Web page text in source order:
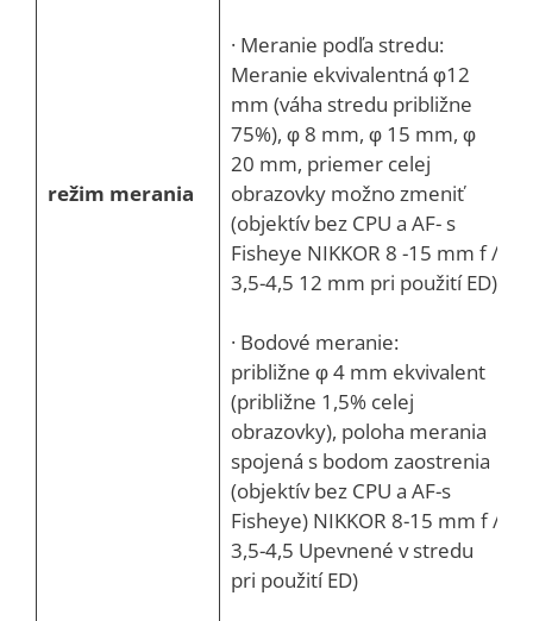
režim merania
· Meranie podľa stredu:
Meranie ekvivalentná φ12
mm (váha stredu približne
75%), φ 8 mm, φ 15 mm, φ
20 mm, priemer celej
obrazovky možno zmeniť
(objektív bez CPU a AF- s
Fisheye NIKKOR 8 -15 mm f /
3,5-4,5 12 mm pri použití ED)
· Bodové meranie:
približne φ 4 mm ekvivalent
(približne 1,5% celej
obrazovky), poloha merania
spojená s bodom zaostrenia
(objektív bez CPU a AF-s
Fisheye) NIKKOR 8-15 mm f /
3,5-4,5 Upevnené v stredu
pri použití ED)